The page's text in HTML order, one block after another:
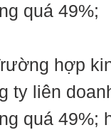
quá 49%;
hợp
ty liên
quá 49%;